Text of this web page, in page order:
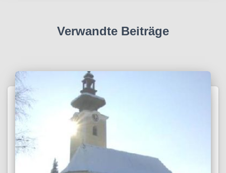
Verwandte Beiträge